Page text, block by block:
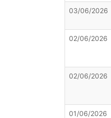
03/06/2026
02/06/2026
02/06/2026
01/06/2026